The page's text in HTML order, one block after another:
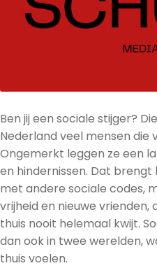
Ben jij een sociale stijger?
Nederland veel mensen die
Ongemerkt leggen ze een
en hindernissen. Dat brengt
met andere sociale codes,
vrijheid en nieuwe
thuis nooit helemaal kwijt.
dan ook in twee werelden,
thuis voelen.